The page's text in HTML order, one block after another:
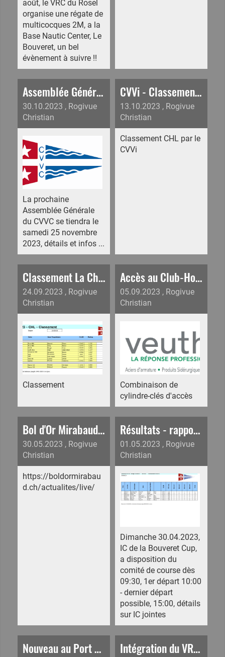
août, le VRC du Rosel
organise une régate de
multicocques 2M, a la
Base Nautic Center, Le
Bouveret, un bel
évènement à suivre !!
Assemblée Générale du CVVC, réservez la date du 25 novembre
30.10.2023 , Rogivue
Christian
La prochaine
Assemblée Générale
du CVVC se tiendra le
samedi 25 novembre
2023, détails et infos ...
CVVi - Classement CHL
13.10.2023 , Rogivue
Christian
Classement CHL par le
CVVi
Classement La Chablaisienne 2023
24.09.2023 , Rogivue
Christian
Classement
Accès au Club-House CVVC - Clés
05.09.2023 , Rogivue
Christian
Combinaison de
cylindre-clés d'accès
Bol d'Or Mirabaud 2023 - Animations sur les quais
30.05.2023 , Rogivue
Christian
https://boldormirabau
d.ch/actualites/live/
Résultats - rapport Bouveret Cup 2023
01.05.2023 , Rogivue
Christian
Dimanche 30.04.2023,
IC de la Bouveret Cup,
a disposition du
comité de course dès
09:30, 1er départ 10:00
- dernier départ
possible, 15:00, détails
sur IC jointes
Nouveau au Port du Bouveret Intégration du VRC du Rosel